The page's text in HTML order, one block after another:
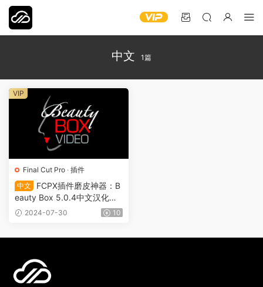
中文 1篇
Final Cut Pro · 插件
中文
FCPX插件磨皮神器：B
eauty Box 5.0.4中文汉化支
持 inter M1/M2/M3 FX0003
2024-07-30 10
VIP